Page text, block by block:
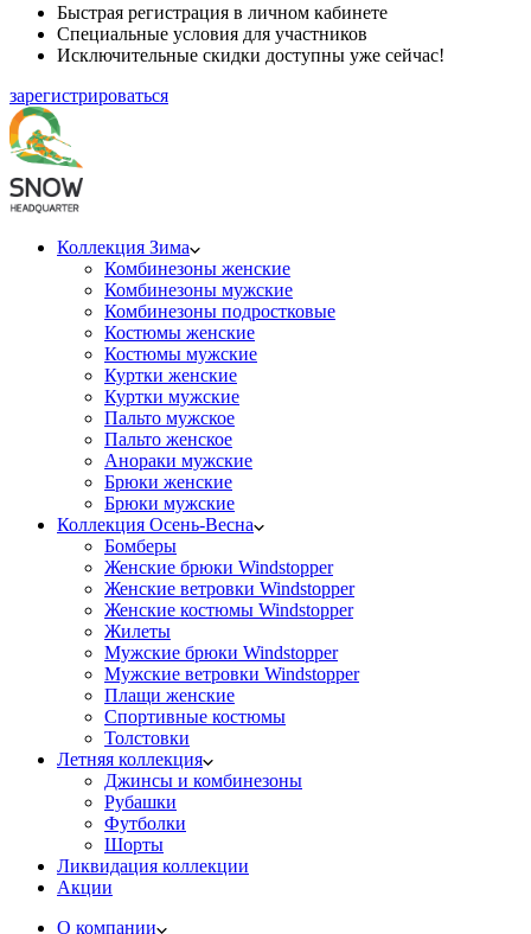
Быстрая регистрация в личном кабинете
Специальные условия для участников
Исключительные скидки доступны уже сейчас!
зарегистрироваться
Коллекция Зима
Комбинезоны женские
Комбинезоны мужские
Комбинезоны подростковые
Костюмы женские
Костюмы мужские
Куртки женские
Куртки мужские
Пальто мужское
Пальто женское
Анораки мужские
Брюки женские
Брюки мужские
Коллекция Осень-Весна
Бомберы
Женские брюки Windstopper
Женские ветровки Windstopper
Женские костюмы Windstopper
Жилеты
Мужские брюки Windstopper
Мужские ветровки Windstopper
Плащи женские
Спортивные костюмы
Толстовки
Летняя коллекция
Джинсы и комбинезоны
Рубашки
Футболки
Шорты
Ликвидация коллекции
Акции
О компании